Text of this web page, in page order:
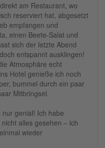
am Restaurant, wo
reserviert hat, abgesetzt
empfangen und
einen Beete-Salat und
sich der letzte Abend
entspannt ausklingen!
Atmosphäre echt
Hotel genieße ich noch
bummel durch ein paar
Mitbringsel.
genial! Ich habe
alles gesehen – ich
wieder